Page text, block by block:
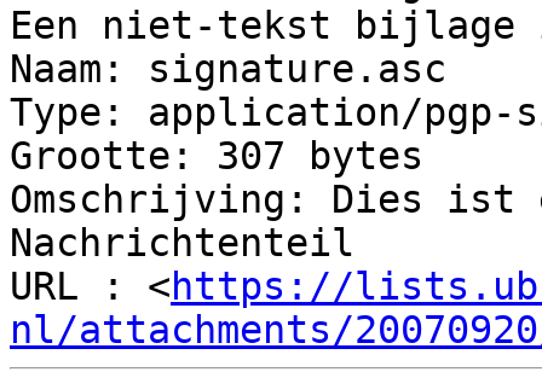
Een niet-tekst
Naam: signature.asc
Type: application/pgp-
Grootte: 307 bytes
Omschrijving: Dies
Nachrichtenteil
URL : <https://
nl/attachments/